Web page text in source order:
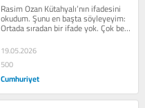
Rasim Ozan Kütahyalı’nın ifadesini
okudum. Şunu en başta söyleyeyim:
Ortada sıradan bir ifade yok. Çok belli
19.05.2026
500
Cumhuriyet